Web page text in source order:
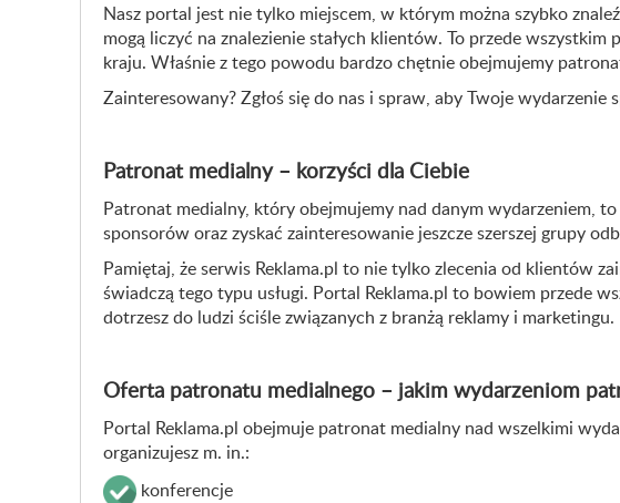
Nasz portal jest nie tylko miejscem, w którym można szybko
mogą liczyć na znalezienie stałych klientów. To przede
kraju. Właśnie z tego powodu bardzo chętnie obejmujemy
Zainteresowany? Zgłoś się do nas i spraw, aby Twoje wydarzenie
Patronat medialny – korzyści dla Ciebie
Patronat medialny, który obejmujemy nad danym wydarzeniem,
sponsorów oraz zyskać zainteresowanie jeszcze szerszej grupy
Pamiętaj, że serwis Reklama.pl to nie tylko zlecenia od klientów
świadczą tego typu usługi. Portal Reklama.pl to bowiem przede
dotrzesz do ludzi ściśle związanych z branżą reklamy i marketingu.
Oferta patronatu medialnego – jakim wydarzeniom
Portal Reklama.pl obejmuje patronat medialny nad wszelkimi
organizujesz m. in.:
konferencje